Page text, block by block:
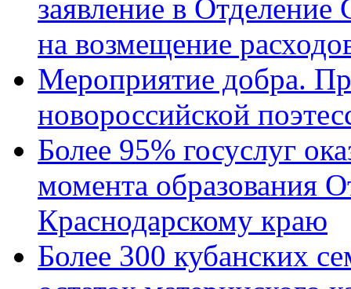
заявление в
на возмещение
Мероприятие добра.
новороссийской
Более 95% госуслуг
момента образования
Краснодарскому краю
Более 300 кубанских